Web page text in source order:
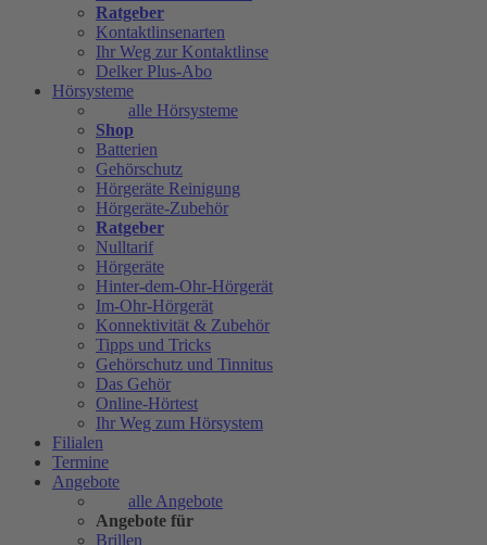
Ratgeber
Kontaktlinsenarten
Ihr Weg zur Kontaktlinse
Delker Plus-Abo
Hörsysteme
alle Hörsysteme
Shop
Batterien
Gehörschutz
Hörgeräte Reinigung
Hörgeräte-Zubehör
Ratgeber
Nulltarif
Hörgeräte
Hinter-dem-Ohr-Hörgerät
Im-Ohr-Hörgerät
Konnektivität & Zubehör
Tipps und Tricks
Gehörschutz und Tinnitus
Das Gehör
Online-Hörtest
Ihr Weg zum Hörsystem
Filialen
Termine
Angebote
alle Angebote
Angebote für
Brillen